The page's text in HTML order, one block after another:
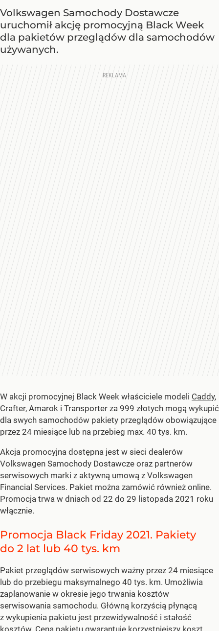
Volkswagen Samochody Dostawcze
uruchomił akcję promocyjną Black Week
dla pakietów przeglądów dla samochodów
używanych.
W akcji promocyjnej Black Week właściciele modeli Caddy,
Crafter, Amarok i Transporter za 999 złotych mogą wykupić
dla swych samochodów pakiety przeglądów obowiązujące
przez 24 miesiące lub na przebieg max. 40 tys. km.
Akcja promocyjna dostępna jest w sieci dealerów
Volkswagen Samochody Dostawcze oraz partnerów
serwisowych marki z aktywną umową z Volkswagen
Financial Services. Pakiet można zamówić również online.
Promocja trwa w dniach od 22 do 29 listopada 2021 roku
włącznie.
Promocja Black Friday 2021. Pakiety
do 2 lat lub 40 tys. km
Pakiet przeglądów serwisowych ważny przez 24 miesiące
lub do przebiegu maksymalnego 40 tys. km. Umożliwia
zaplanowanie w okresie jego trwania kosztów
serwisowania samochodu. Główną korzyścią płynącą
z wykupienia pakietu jest przewidywalność i stałość
kosztów. Cena pakietu gwarantuje korzystniejszy koszt